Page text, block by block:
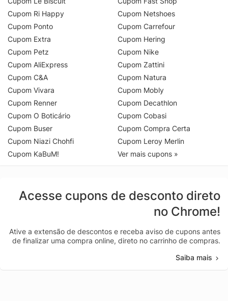
Cupom Ri Happy
Cupom Ponto
Cupom Extra
Cupom Petz
Cupom AliExpress
Cupom C&A
Cupom Vivara
Cupom Renner
Cupom O Boticário
Cupom Buser
Cupom Niazi Chohfi
Cupom KaBuM!
Cupom Netshoes
Cupom Carrefour
Cupom Hering
Cupom Nike
Cupom Zattini
Cupom Natura
Cupom Mobly
Cupom Decathlon
Cupom Cobasi
Cupom Compra Certa
Cupom Leroy Merlin
Ver mais cupons »
Acesse cupons de desconto direto
no Chrome!
Ative a extensão de descontos e receba aviso de cupons antes
de finalizar uma compra online, direto no carrinho de compras.
Saiba mais